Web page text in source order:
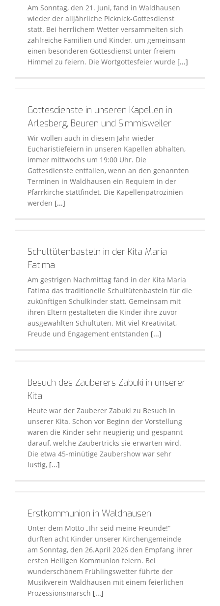
Am Sonntag, den 21. Juni, fand in Waldhausen
wieder der alljährliche Picknick-Gottesdienst
statt. Bei herrlichem Wetter versammelten sich
zahlreiche Familien und Kinder, um gemeinsam
einen besonderen Gottesdienst unter freiem
Himmel zu feiern. Die Wortgottesfeier wurde [...]
Gottesdienste in unseren Kapellen in
Arlesberg, Beuren und Simmisweiler
Wir wollen auch in diesem Jahr wieder
Eucharistiefeiern in unseren Kapellen abhalten,
immer mittwochs um 19:00 Uhr. Die
Gottesdienste entfallen, wenn an den genannten
Terminen in Waldhausen ein Requiem in der
Pfarrkirche stattfindet. Die Kapellenpatrozinien
werden [...]
Schultütenbasteln in der Kita Maria
Fatima
Am gestrigen Nachmittag fand in der Kita Maria
Fatima das traditionelle Schultütenbasteln für die
zukünftigen Schulkinder statt. Gemeinsam mit
ihren Eltern gestalteten die Kinder ihre zuvor
ausgewählten Schultüten. Mit viel Kreativität,
Freude und Engagement entstanden [...]
Besuch des Zauberers Zabuki in unserer
Kita
Heute war der Zauberer Zabuki zu Besuch in
unserer Kita. Schon vor Beginn der Vorstellung
waren die Kinder sehr neugierig und gespannt
darauf, welche Zaubertricks sie erwarten wird.
Die etwa 45-minütige Zaubershow war sehr
lustig, [...]
Erstkommunion in Waldhausen
Unter dem Motto „Ihr seid meine Freunde!“
durften acht Kinder unserer Kirchengemeinde
am Sonntag, den 26.April 2026 den Empfang ihrer
ersten Heiligen Kommunion feiern. Bei
wunderschönem Frühlingswetter führte der
Musikverein Waldhausen mit einem feierlichen
Prozessionsmarsch [...]